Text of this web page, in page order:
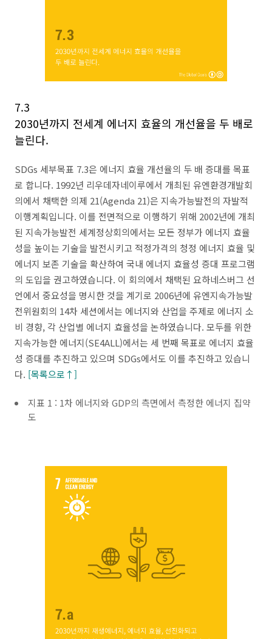
7.3
2030년까지 전세계 에너지 효율의 개선율을 두 배로
늘린다.
SDGs 세부목표 7.3은 에너지 효율 개선율의 두 배 증대를 목표
로 합니다. 1992년 리우데자네이루에서 개최된 유엔환경개발회
의에서 채택한 의제 21(Agenda 21)은 지속가능발전의 자발적
이행계획입니다. 이를 전면적으로 이행하기 위해 2002년에 개최
된 지속가능발전 세계정상회의에서는 모든 정부가 에너지 효율
성을 높이는 기술을 발전시키고 적정가격의 청정 에너지 효율 및
에너지 보존 기술을 확산하여 국내 에너지 효율성 증대 프로그램
의 도입을 권고하였습니다. 이 회의에서 채택된 요하네스버그 선
언에서 중요성을 명시한 것을 계기로 2006년에 유엔지속가능발
전위원회의 14차 세션에서는 에너지와 산업을 주제로 에너지 소
비 경향, 각 산업별 에너지 효율성을 논하였습니다. 모두를 위한
지속가능한 에너지(SE4ALL)에서는 세 번째 목표로 에너지 효율
성 증대를 추진하고 있으며 SDGs에서도 이를 추진하고 있습니
다. [목록으로↑]
지표 1 : 1차 에너지와 GDP의 측면에서 측정한 에너지 집약
도